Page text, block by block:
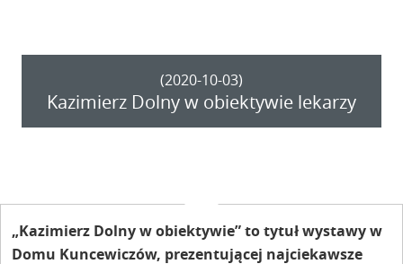
(2020-10-03)
Kazimierz Dolny w obiektywie lekarzy
„Kazimierz Dolny w obiektywie” to tytuł wystawy w
Domu Kuncewiczów, prezentującej najciekawsze